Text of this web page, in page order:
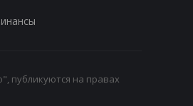
публикуются на правах